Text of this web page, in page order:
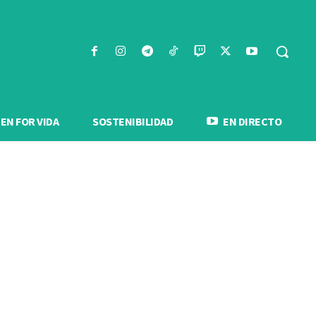
FOR VIDA SOSTENIBILIDAD EN DIRECTO